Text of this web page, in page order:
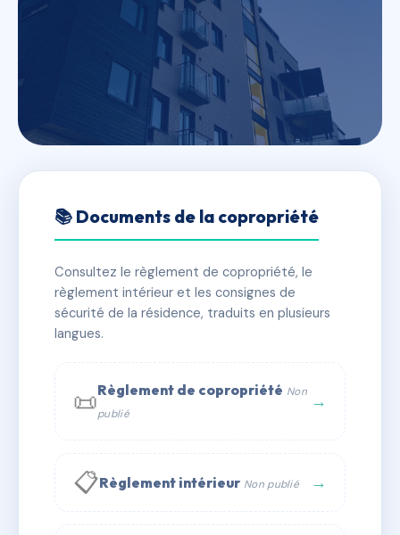
150 RUE ABBE DE L'EPEE
✓ Immatriculée 🏠 12 lots 🏗 1 bâtiment(s)
📞 Contacter Syndic Digital
📚 Documents de la copropriété
Consultez le règlement de copropriété, le
règlement intérieur et les consignes de
sécurité de la résidence, traduits en plusieurs
langues.
📜Règlement de copropriété Non
publié
→
📋Règlement intérieur Non publié →